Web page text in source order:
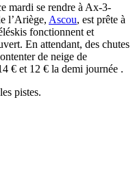
mardi se rendre à Ax-3-
l’Ariège, Ascou, est prête à
fonctionnent et
En attendant, des chutes
de neige de
€ et 12 € la demi journée .
pistes.